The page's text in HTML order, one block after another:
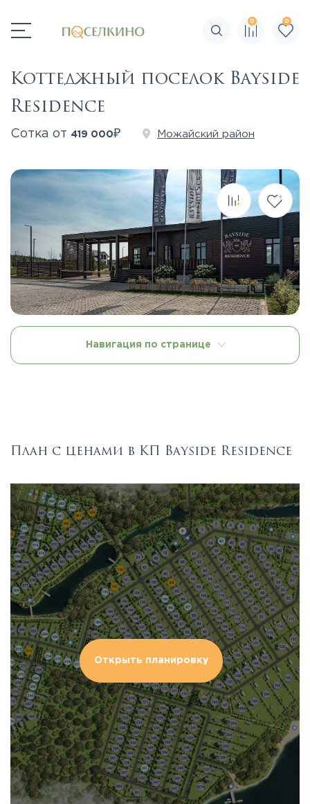
Поиск по сайту
0 0
Коттеджный поселок Bayside
Residence
Сотка от 419 000₽ Можайский район
Навигация по странице
План с ценами в КП Bayside Residence
Открыть планировку